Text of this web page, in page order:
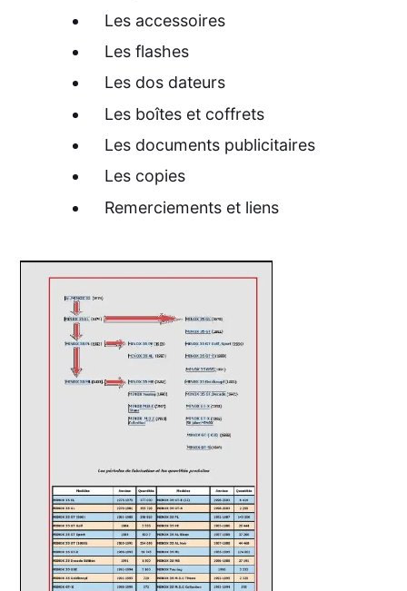
Les accessoires
Les flashes
Les dos dateurs
Les boîtes et coffrets
Les documents publicitaires
Les copies
Remerciements et liens